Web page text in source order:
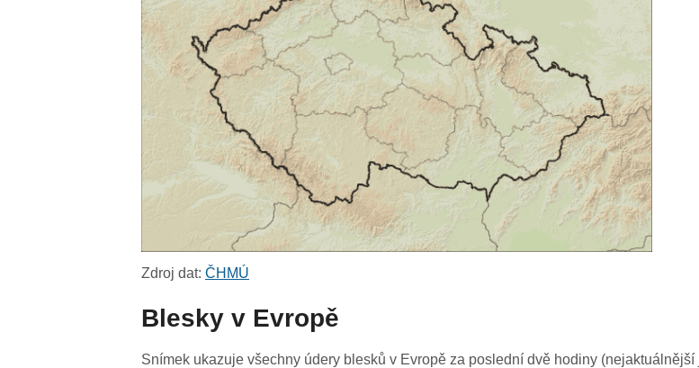
Zdroj dat:ČHMÚ
Blesky v Evropě
Snímek ukazuje všechny údery blesků v Evropě za poslední dvě hodiny (nejaktuálnější